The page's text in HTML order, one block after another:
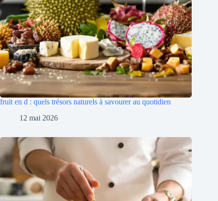
fruit en d : quels trésors naturels à savourer au quotidien
12 mai 2026